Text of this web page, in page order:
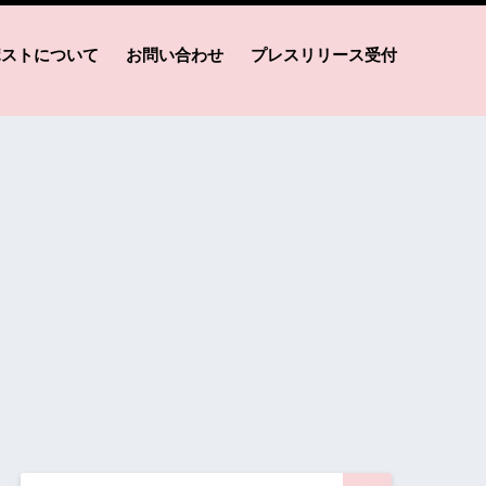
トについて お問い合わせ プレスリリース受付